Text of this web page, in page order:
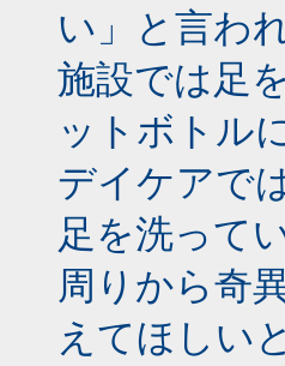
い」と言わ
施設では足
ットボトル
デイケアで
足を洗って
周りから奇
えてほしい